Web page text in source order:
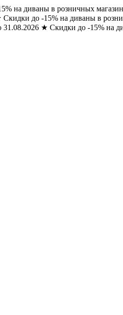
на диваны в розничных
Скидки до -15% на диваны в
31.08.2026 ★ Скидки до -15% на